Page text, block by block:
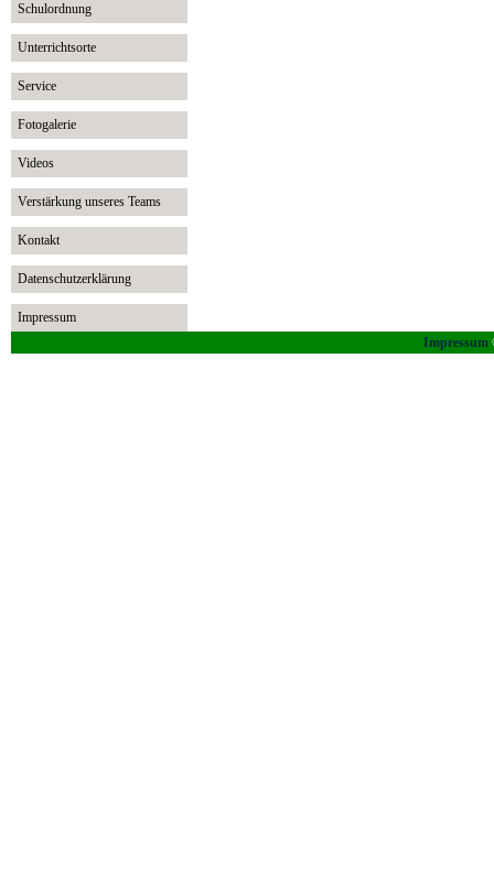
Schulordnung
Unterrichtsorte
Service
Fotogalerie
Videos
Verstärkung unseres Teams
Kontakt
Datenschutzerklärung
Impressum
Impressum